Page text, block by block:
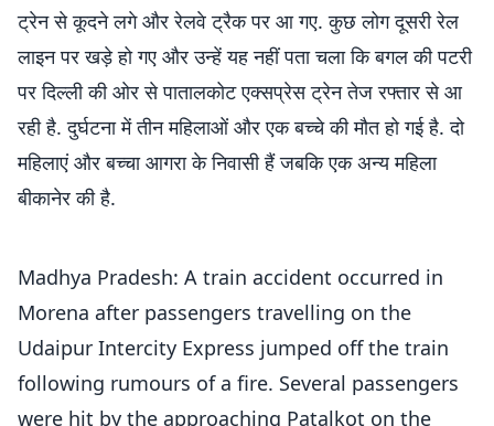
ट्रेन से कूदने लगे और रेलवे ट्रैक पर आ गए. कुछ लोग दूसरी रेल
लाइन पर खड़े हो गए और उन्हें यह नहीं पता चला कि बगल की पटरी
पर दिल्ली की ओर से पातालकोट एक्सप्रेस ट्रेन तेज रफ्तार से आ
रही है. दुर्घटना में तीन महिलाओं और एक बच्चे की मौत हो गई है. दो
महिलाएं और बच्चा आगरा के निवासी हैं जबकि एक अन्य महिला
बीकानेर की है.
Madhya Pradesh: A train accident occurred in
Morena after passengers travelling on the
Udaipur Intercity Express jumped off the train
following rumours of a fire. Several passengers
were hit by the approaching Patalkot on the